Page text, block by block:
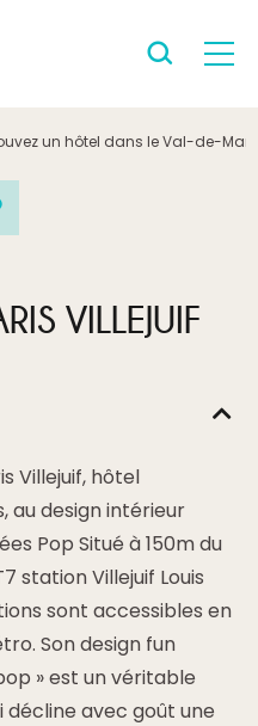
un hôtel dans le Val-de-
VILLEJUIF
Villejuif, hôtel
au design intérieur
Pop Situé à 150m du
station Villejuif Louis
sont accessibles en
Son design fun
» est un véritable
décline avec goût une